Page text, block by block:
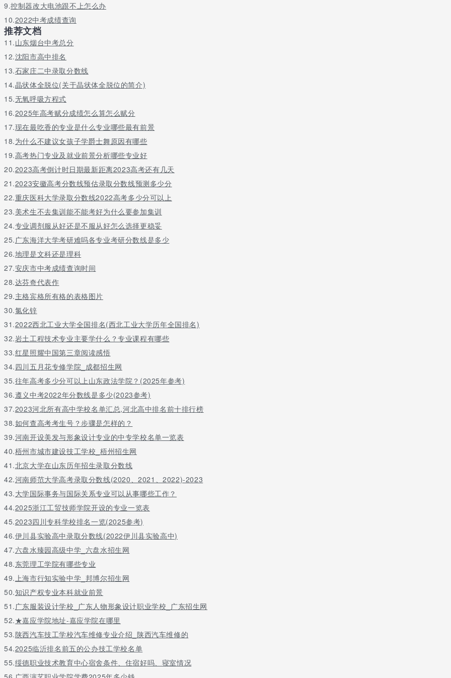
4、高校在校生或毕业生义务兵享受学费补偿和国家助学贷款代偿政策。具体标准为：本专科生每人每年最高不超过8000元，研究生每人
5、以2017年毕业的四年本科为例，服役2年，经济待遇约18.3万元(以上是按全省平均水平计算，具体标准以各县(市、区)公布数据为准)。
6、在校生参军入伍可以保留学籍，退伍后的两年内可以选择复学。
7、高职(专科)学生应征入伍服义务兵役退役，在完成高职学业后参加普通本科专升本考试，实行计划单列，我省规定录取比例不低于70%。
8、普通高校在校生(含高校新生)应征入伍服义务兵役退役，在完成本科学业后3年内参加全国硕士研究生招生考试，初试总分加10分，同
9、每年考录公务员时定向考录数量不低于当年列入人员范围的全日制本科大学生退役士兵人数的10%，事业单位定向招聘数量不低于当年
10、服现役满12年、荣立二等功以上奖励或者战时三等功以上奖励的，退役后由人民政府安排工作。
9.控制器改大电池跟不上怎么办
10.2022中考成绩查询
推荐文档
11.山东烟台中考总分
12.沈阳市高中排名
13.石家庄二中录取分数线
14.晶状体全脱位(关于晶状体全脱位的简介)
15.无氧呼吸方程式
16.2025年高考赋分成绩怎么算怎么赋分
17.现在最吃香的专业是什么专业哪些最有前景
18.为什么不建议女孩子学爵士舞原因有哪些
19.高考热门专业及就业前景分析哪些专业好
20.2023高考倒计时日期最新距离2023高考还有几天
21.2023安徽高考分数线预估录取分数线预测多少分
22.重庆医科大学录取分数线2022高考多少分可以上
23.美术生不去集训能不能考好为什么要参加集训
24.专业调剂服从好还是不服从好怎么选择更稳妥
25.广东海洋大学考研难吗各专业考研分数线是多少
26.地理是文科还是理科
27.安庆市中考成绩查询时间
28.达芬奇代表作
29.主格宾格所有格的表格图片
30.氯化锌
31.2022西北工业大学全国排名(西北工业大学历年全国排名)
32.岩土工程技术专业主要学什么？专业课程有哪些
33.红星照耀中国第三章阅读感悟
34.四川五月花专修学院_成都招生网
35.往年高考多少分可以上山东政法学院？(2025年参考)
36.遵义中考2022年分数线是多少(2023参考)
37.2023河北所有高中学校名单汇总,河北高中排名前十排行榜
38.如何查高考考生号？步骤是怎样的？
39.河南开设美发与形象设计专业的中专学校名单一览表
40.梧州市城市建设技工学校_梧州招生网
41.北京大学在山东历年招生录取分数线
42.河南师范大学高考录取分数线(2020、2021、2022)-2023
43.大学国际事务与国际关系专业可以从事哪些工作？
44.2025浙江工贸技师学院开设的专业一览表
45.2023四川专科学校排名一览(2025参考)
46.伊川县实验高中录取分数线(2022伊川县实验高中)
47.六盘水臻园高级中学_六盘水招生网
48.东莞理工学院有哪些专业
49.上海市行知实验中学_邦博尔招生网
50.知识产权专业本科就业前景
51.广东服装设计学校_广东人物形象设计职业学校_广东招生网
52.★嘉应学院地址-嘉应学院在哪里
53.陕西汽车技工学校汽车维修专业介绍_陕西汽车维修的
54.2025临沂排名前五的公办技工学校名单
55.绥德职业技术教育中心宿舍条件、住宿好吗、寝室情况